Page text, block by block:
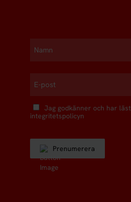
post
Samtycke
Jag godkänner och har läst
integritetspolicyn
Prenumerera